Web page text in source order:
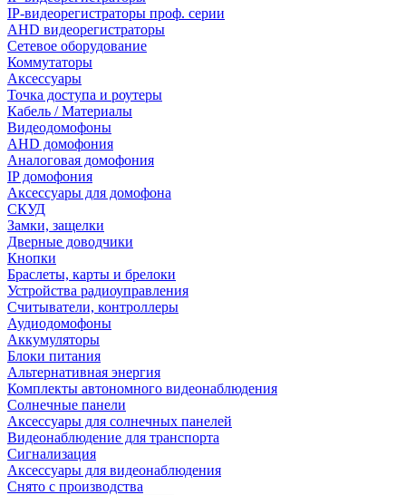
IP-видеорегистраторы проф. серии
AHD видеорегистраторы
Сетевое оборудование
Коммутаторы
Аксессуары
Точка доступа и роутеры
Кабель / Материалы
Видеодомофоны
AHD домофония
Аналоговая домофония
IP домофония
Аксессуары для домофона
СКУД
Замки, защелки
Дверные доводчики
Кнопки
Браслеты, карты и брелоки
Устройства радиоуправления
Считыватели, контроллеры
Аудиодомофоны
Аккумуляторы
Блоки питания
Альтернативная энергия
Комплекты автономного видеонаблюдения
Солнечные панели
Аксессуары для солнечных панелей
Видеонаблюдение для транспорта
Сигнализация
Аксессуары для видеонаблюдения
Снято с производства